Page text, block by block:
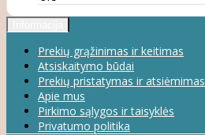
Prekių grąžinimas ir keitimas
Atsiskaitymo būdai
Prekių pristatymas ir atsiėmimas
Apie mus
Pirkimo sąlygos ir taisyklės
Privatumo politika